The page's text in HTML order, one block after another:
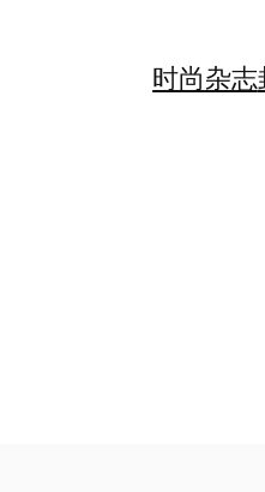
时尚杂志